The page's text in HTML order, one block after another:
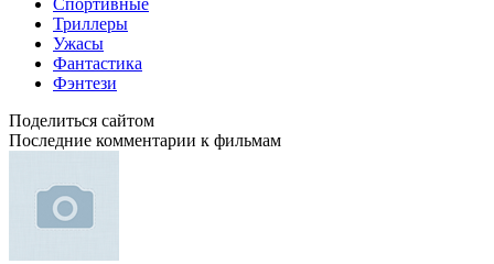
Спортивные
Триллеры
Ужасы
Фантастика
Фэнтези
Поделиться сайтом
Последние комментарии к фильмам